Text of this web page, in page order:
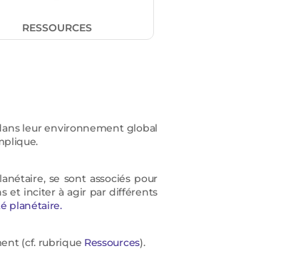
RESSOURCES
leur environnement global
se sont associés pour
et inciter à agir par différents
planétaire.
(cf. rubrique Ressources).